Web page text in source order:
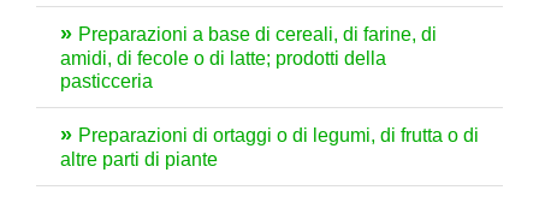
Preparazioni a base di cereali, di farine, di
amidi, di fecole o di latte; prodotti della
pasticceria
Preparazioni di ortaggi o di legumi, di frutta o di
altre parti di piante